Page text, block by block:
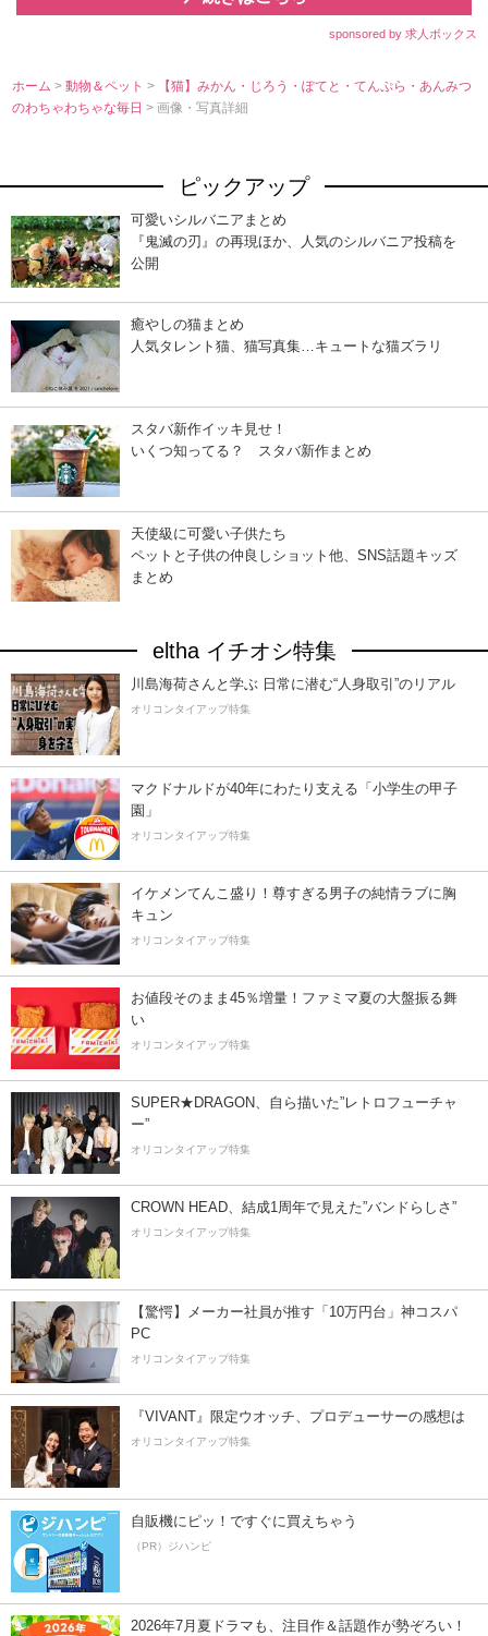
sponsored by 求人ボックス
ホーム >動物＆ペット>
【猫】みかん・じろう・ぽてと・てんぷら・あんみつ
のわちゃわちゃな毎日> 画像・写真詳細
ピックアップ
可愛いシルバニアまとめ
『鬼滅の刃』の再現ほか、人気のシルバニア投稿を
公開
癒やしの猫まとめ
人気タレント猫、猫写真集…キュートな猫ズラリ
スタバ新作イッキ見せ！
いくつ知ってる？ スタバ新作まとめ
天使級に可愛い子供たち
ペットと子供の仲良しショット他、SNS話題キッズ
まとめ
eltha イチオシ特集
川島海荷さんと学ぶ 日常に潜む“人身取引”のリアル
オリコンタイアップ特集
マクドナルドが40年にわたり支える「小学生の甲子
園」
オリコンタイアップ特集
イケメンてんこ盛り！尊すぎる男子の純情ラブに胸
キュン
オリコンタイアップ特集
お値段そのまま45％増量！ファミマ夏の大盤振る舞
い
オリコンタイアップ特集
SUPER★DRAGON、自ら描いた”レトロフューチャ
ー”
オリコンタイアップ特集
CROWN HEAD、結成1周年で見えた”バンドらしさ”
オリコンタイアップ特集
【驚愕】メーカー社員が推す「10万円台」神コスパ
PC
オリコンタイアップ特集
『VIVANT』限定ウオッチ、プロデューサーの感想は
オリコンタイアップ特集
自販機にピッ！ですぐに買えちゃう
（PR）ジハンピ
2026年7月夏ドラマも、注目作＆話題作が勢ぞろい！